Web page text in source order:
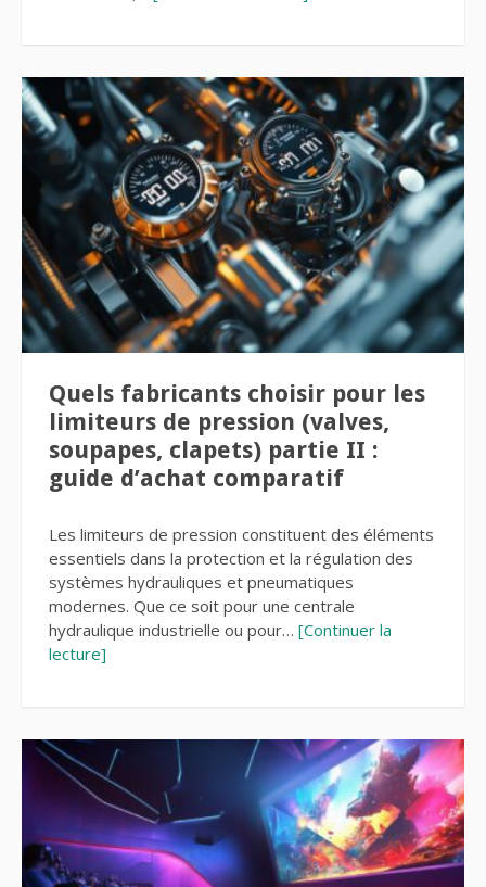
Quels fabricants choisir pour les
limiteurs de pression (valves,
soupapes, clapets) partie II :
guide d’achat comparatif
Les limiteurs de pression constituent des éléments
essentiels dans la protection et la régulation des
systèmes hydrauliques et pneumatiques
modernes. Que ce soit pour une centrale
hydraulique industrielle ou pour… [Continuer la
lecture]